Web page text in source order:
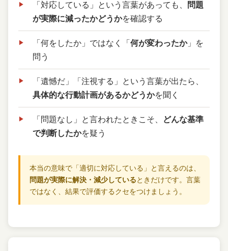
「対応している」という言葉があっても、
問題
が実際に減ったかどうかを確認する
「何をしたか」ではなく「 何が変わったか」を
問う
「遺憾だ」「注視する」という言葉が出たら、
具体的な行動計画があるかどうかを聞く
「問題なし」と言われたときこそ、
どんな基準
で判断したかを疑う
本当の意味で「適切に対応している」と言えるのは、
問題が実際に解決・減少しているときだけです。言葉
ではなく、結果で評価するクセをつけましょう。